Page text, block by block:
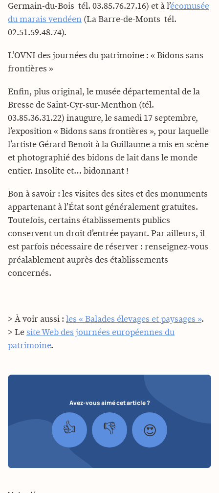
Germain-du-Bois  tél. 03.85.76.27.16) et à l’écomusée
du marais vendéen (La Barre-de-Monts  tél.
02.51.59.48.74).
L’OVNI des journées du patrimoine : « Bidons sans
frontières »
Enfin, plus original, le musée départemental de la
Bresse de Saint-Cyr-sur-Menthon (tél.
03.85.36.31.22) inaugure, le samedi 17 septembre,
l’exposition « Bidons sans frontières », pour laquelle
l’artiste Gérard Benoit à la Guillaume a mis en scène
et photographié des bidons de lait dans le monde
entier. Insolite et… bidonnant !
Bon à savoir : les visites des sites et des monuments
appartenant à l’État sont généralement gratuites.
Toutefois, certains établissements publics
conservent un droit d’entrée payant. Par ailleurs, il
est parfois nécessaire de réserver : renseignez-vous
préalablement auprès des établissements
concernés.
> À voir aussi : les « Balades élevages et paysages ».
> Le site Web des journées européennes du
patrimoine.
Avez-vous aimé cet article ?
👍 👎 😍